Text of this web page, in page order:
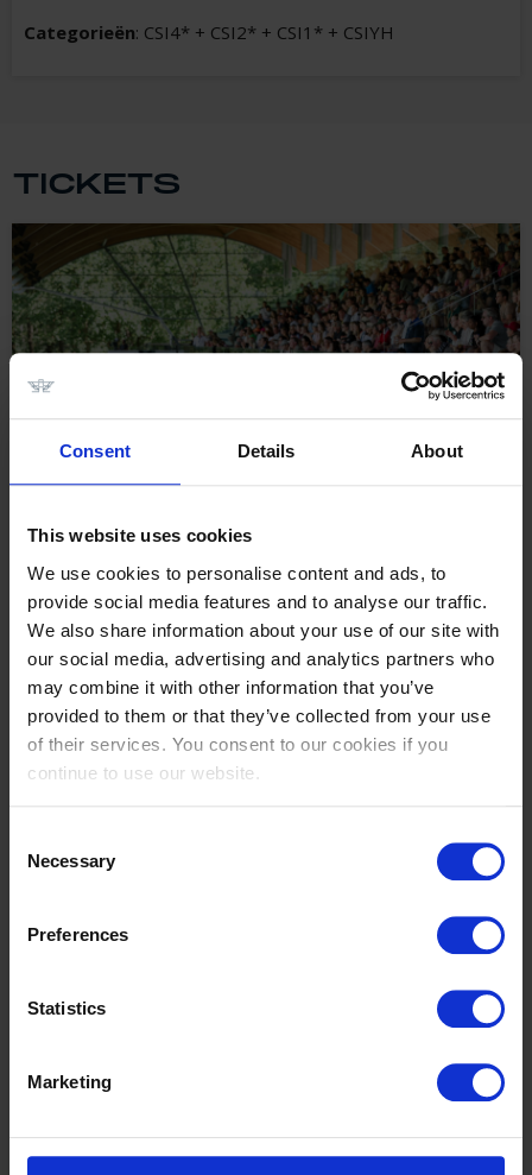
Consent Details About
This website uses cookies
We use cookies to personalise content and ads, to
provide social media features and to analyse our traffic.
We also share information about your use of our site with
our social media, advertising and analytics partners who
may combine it with other information that you’ve
provided to them or that they’ve collected from your use
of their services. You consent to our cookies if you
continue to use our website.
Selection
Necessary
Preferences
Statistics
Marketing
Categorieën: CSI4* + CSI2* + CSI1* + CSIYH
TICKETS
Algemene toegang
Beleef internationale springsport van dichtbij met een
General Admission-ticket voor bezoekers vanaf 13 jaar.
Maak er een gezellig dagje uit van: kinderen t/m 12 jaar
hebben gratis toegang. Een ticket is niet nodig.
Je ticket is inclusief
✓ Vrije zitplaatsen op de tribunes (zolang er plaats is)
✓ Entertainment voor het hele gezin
✓ Gratis toegang voor kinderen t/m 12 jaar